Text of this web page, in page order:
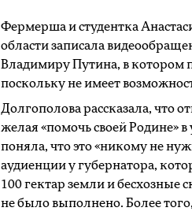
Фермерша и студентка
области записала
Владимиру Путина, в котором
поскольку не имеет
Долгополова рассказала, что
желая «помочь своей Родине»
поняла, что это «никому не
аудиенции у губернатора,
100 гектар земли и бесхозные
не было выполнено. Более